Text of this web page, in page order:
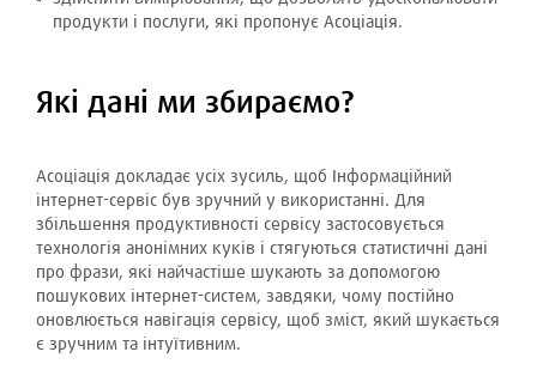
продукти і послуги, які пропонує Асоціація.
Які дані ми збираємо?
Асоціація докладає усіх зусиль, щоб Інформаційний
інтернет-сервіс був зручний у використанні. Для
збільшення продуктивності сервісу застосовується
технологія анонімних куків і стягуються статистичні дані
про фрази, які найчастіше шукають за допомогою
пошукових інтернет-систем, завдяки, чому постійно
оновлюється навігація сервісу, щоб зміст, який шукається
є зручним та інтуїтивним.